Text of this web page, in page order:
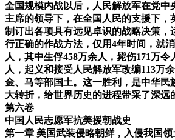
全国规模内战以后，人民解放军在党中
主席的领导下，在全国人民的支援下，
制订出各项具有远见卓识的战略决策，
行正确的作战方法，仅用4年时间，就
人，其中生俘458万余人，毙伤171万令
人，起义和接受人民解放军改编113万
金、马等部国土。这一胜利，是中华民
大转折，给世界历史的进程带采了深远
第六卷
中国人民志愿军抗美援朝战史
第一章 美国武装侵略朝鲜，入侵我国